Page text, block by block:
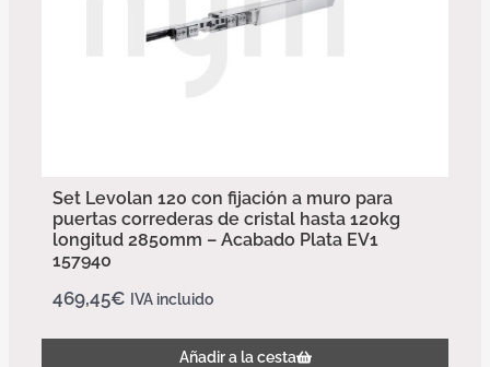
Set Levolan 120 con fijación a muro para
puertas correderas de cristal hasta 120kg
longitud 2850mm – Acabado Plata EV1
157940
469,45€ IVA incluido
Añadir a la cesta